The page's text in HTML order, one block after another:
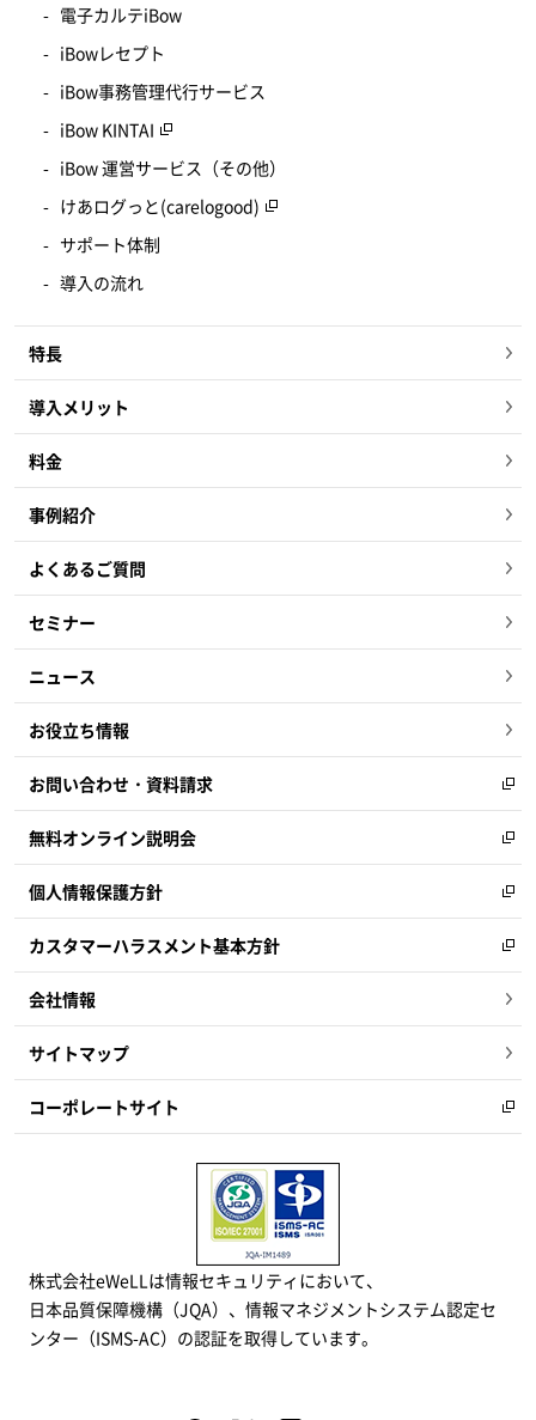
電子カルテiBow
iBowレセプト
iBow事務管理代行サービス
iBow KINTAI
iBow 運営サービス（その他）
けあログっと(carelogood)
サポート体制
導入の流れ
特長
導入メリット
料金
事例紹介
よくあるご質問
セミナー
ニュース
お役立ち情報
お問い合わせ・資料請求
無料オンライン説明会
個人情報保護方針
カスタマーハラスメント基本方針
会社情報
サイトマップ
コーポレートサイト
株式会社eWeLLは情報セキュリティにおいて、
日本品質保障機構（JQA）、情報マネジメントシステム認定セ
ンター（ISMS-AC）の認証を取得しています。